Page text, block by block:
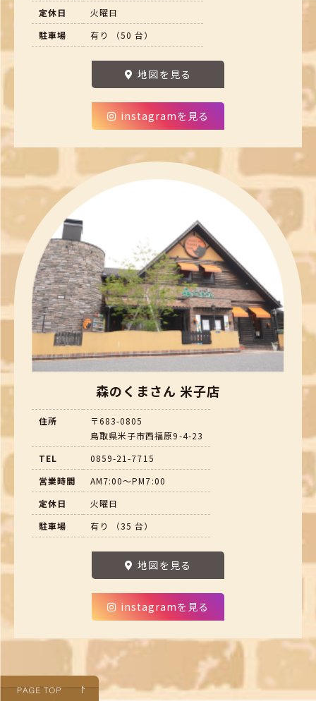
定休日
火曜日
駐車場
有り （50 台）
地図を見る
instagramを見る
森のくまさん 米子店
住所
〒683-0805
鳥取県米子市西福原9-4-23
TEL
0859-21-7715
営業時間
AM7:00～PM7:00
定休日
火曜日
駐車場
有り （35 台）
地図を見る
instagramを見る